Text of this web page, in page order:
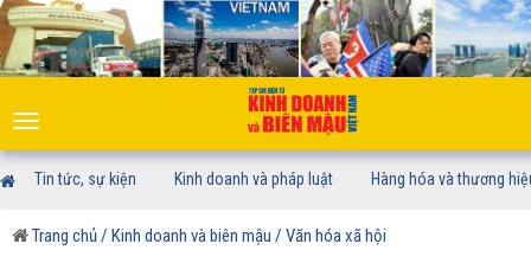
Toggle
navigation
Tin tức, sự kiện Kinh doanh và pháp luật Hàng hóa và thương
Trang chủ/ Kinh doanh và biên mậu / Văn hóa xã hội